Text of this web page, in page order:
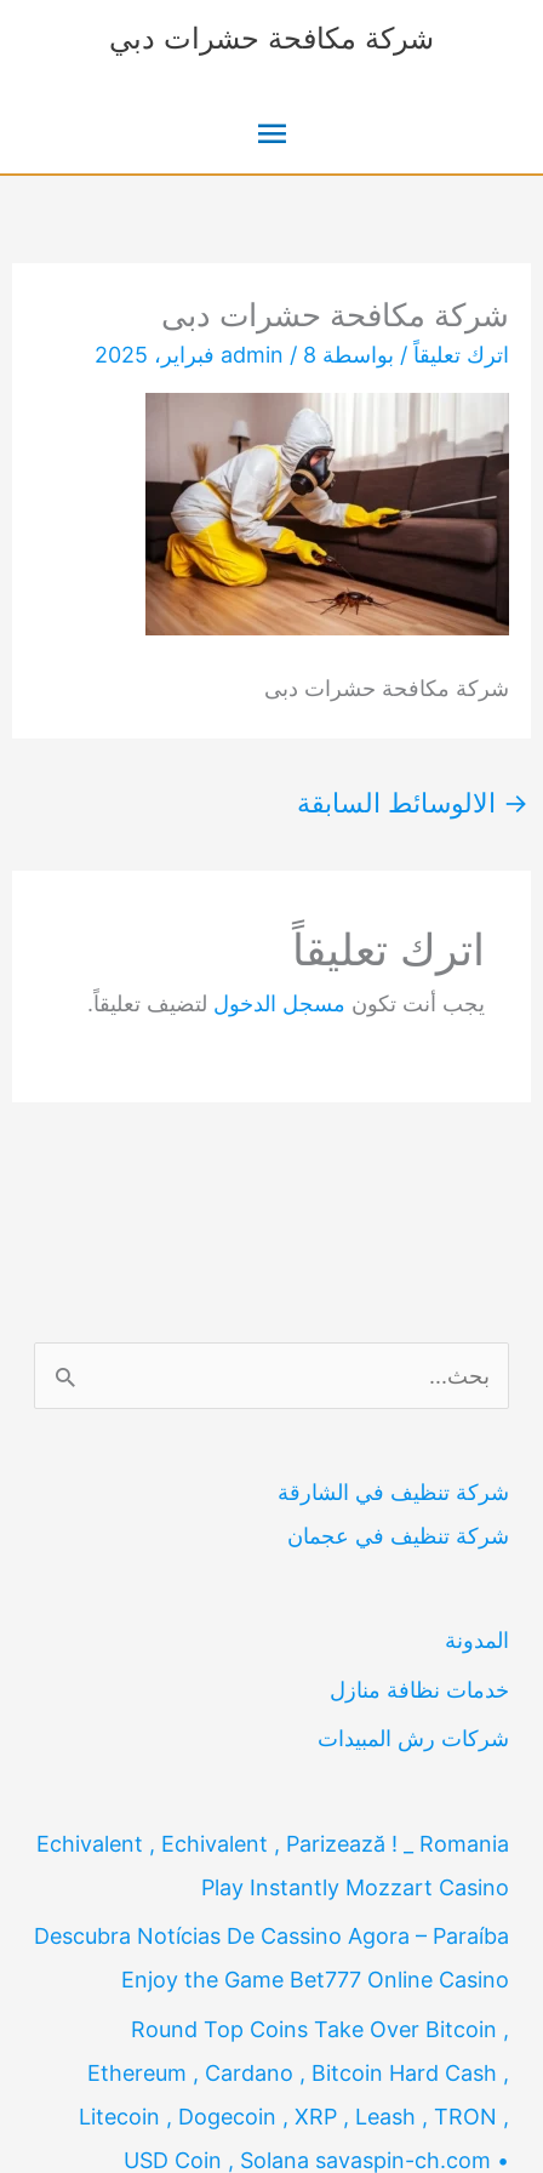
شركة مكافحة حشرات دبي
القائمة
شركة مكافحة حشرات دبى
اترك تعليقاً / بواسطة admin / 8 فبراير، 2025
شركة مكافحة حشرات دبى
→ الالوسائط السابقة
اترك تعليقاً
يجب أنت تكون مسجل الدخول لتضيف تعليقاً.
ل
ح
ث
ن
شركة تنظيف في الشارقة
شركة تنظيف في عجمان
المدونة
خدمات نظافة منازل
شركات رش المبيدات
Echivalent , Echivalent , Parizează ! _ Romania
Play Instantly Mozzart Casino
Descubra Notícias De Cassino Agora – Paraíba
Enjoy the Game Bet777 Online Casino
Round Top Coins Take Over Bitcoin ,
Ethereum , Cardano , Bitcoin Hard Cash ,
Litecoin , Dogecoin , XRP , Leash , TRON ,
USD Coin , Solana savaspin-ch.com •